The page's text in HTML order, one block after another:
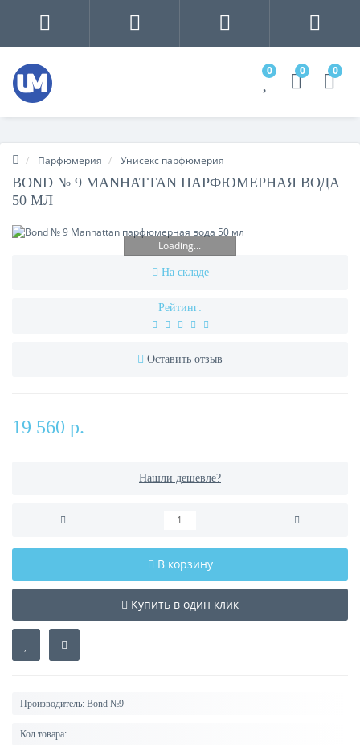
0 0 0
Парфюмерия Унисекс парфюмерия
BOND № 9 MANHATTAN ПАРФЮМЕРНАЯ ВОДА
50 МЛ
Loading...
На складе
Рейтинг:
Оставить отзыв
19 560 р.
Нашли дешевле?
В корзину
Купить в один клик
Производитель: Bond №9
Код товара: